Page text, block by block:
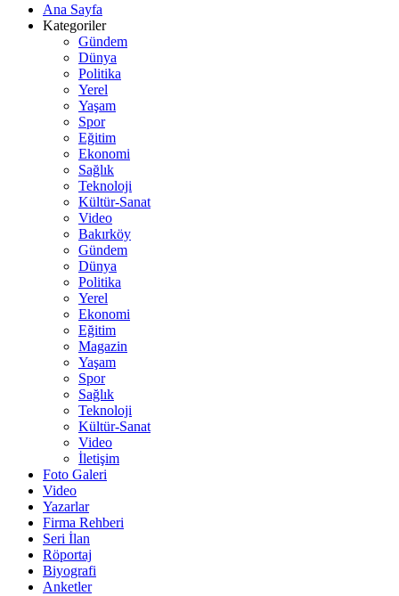
Ana Sayfa
Kategoriler
Gündem
Dünya
Politika
Yerel
Yaşam
Spor
Eğitim
Ekonomi
Sağlık
Teknoloji
Kültür-Sanat
Video
Bakırköy
Gündem
Dünya
Politika
Yerel
Ekonomi
Eğitim
Magazin
Yaşam
Spor
Sağlık
Teknoloji
Kültür-Sanat
Video
İletişim
Foto Galeri
Video
Yazarlar
Firma Rehberi
Seri İlan
Röportaj
Biyografi
Anketler